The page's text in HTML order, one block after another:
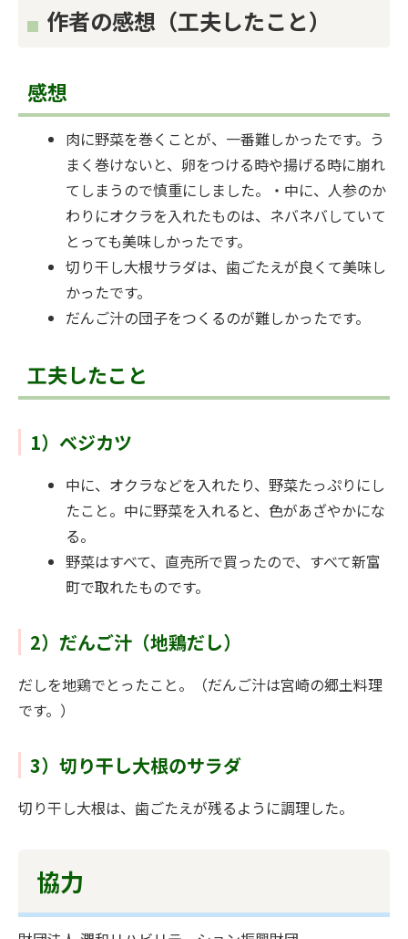
作者の感想（工夫したこと）
感想
肉に野菜を巻くことが、一番難しかったです。う
まく巻けないと、卵をつける時や揚げる時に崩れ
てしまうので慎重にしました。・中に、人参のか
わりにオクラを入れたものは、ネバネバしていて
とっても美味しかったです。
切り干し大根サラダは、歯ごたえが良くて美味し
かったです。
だんご汁の団子をつくるのが難しかったです。
工夫したこと
1）ベジカツ
中に、オクラなどを入れたり、野菜たっぷりにし
たこと。中に野菜を入れると、色があざやかにな
る。
野菜はすべて、直売所で買ったので、すべて新富
町で取れたものです。
2）だんご汁（地鶏だし）
だしを地鶏でとったこと。（だんご汁は宮崎の郷土料理
です。）
3）切り干し大根のサラダ
切り干し大根は、歯ごたえが残るように調理した。
協力